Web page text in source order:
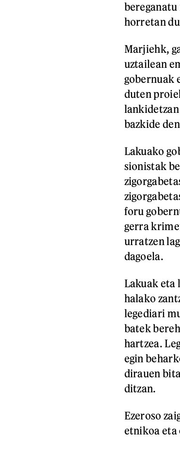
bereganatu
horretan
Marjiehk,
uztailean
gobernuak
duten
lankidetzan
bazkide
Lakuako
sionistak
foru
gerra
urratzen
dagoela.
Lakuak eta
halako
legediari
batek
hartzea.
egin
dirauen
ditzan.
Ezeroso
etnikoa eta